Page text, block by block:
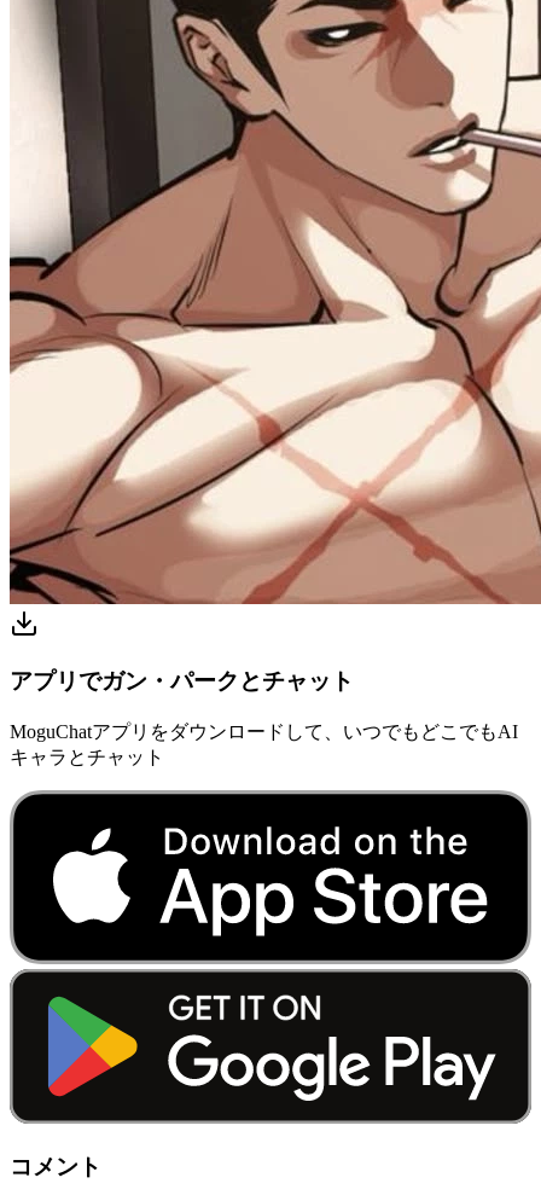
アプリでガン・パークとチャット
MoguChatアプリをダウンロードして、いつでもどこでもAI
キャラとチャット
コメント